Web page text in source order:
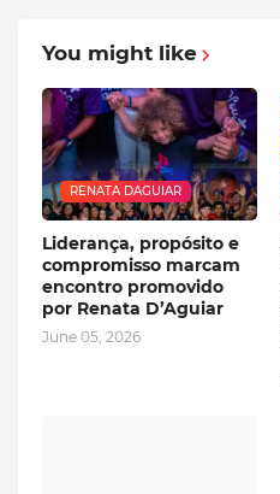
You might like
RENATA DAGUIAR
Liderança, propósito e
compromisso marcam
encontro promovido
por Renata D’Aguiar
June 05, 2026